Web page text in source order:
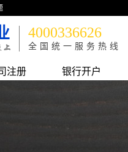
4000336626
全国统一服务热线
注册 银行开户